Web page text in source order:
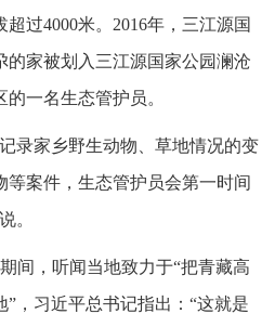
过4000米。2016年，三江源国
的家被划入三江源国家公园澜沧
一名生态管护员。
录家乡野生动物、草地情况的变
案件，生态管护员会第一时间
。
间，听闻当地致力于“把青藏高
，习近平总书记指出：“这就是